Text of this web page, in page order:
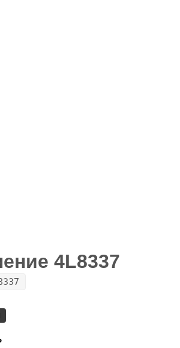
4L8337